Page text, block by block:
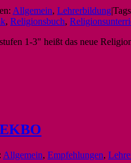
Allgemein, Lehrerbildung|
, Religionsbuch,
1-3" heißt das neue
Allgemein, Empfehlungen,